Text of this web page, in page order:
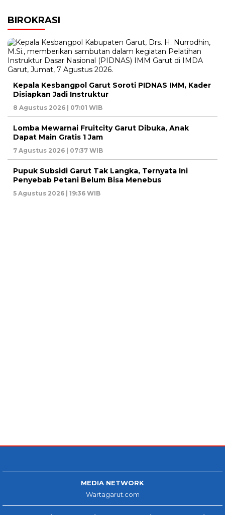
BIROKRASI
Kepala Kesbangpol Garut Soroti PIDNAS IMM, Kader
Disiapkan Jadi Instruktur
8 Agustus 2026 | 07:01 WIB
Lomba Mewarnai Fruitcity Garut Dibuka, Anak
Dapat Main Gratis 1 Jam
7 Agustus 2026 | 07:37 WIB
Pupuk Subsidi Garut Tak Langka, Ternyata Ini
Penyebab Petani Belum Bisa Menebus
5 Agustus 2026 | 19:36 WIB
MEDIA NETWORK
Wartagarut.com